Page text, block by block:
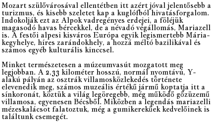
Mozart szülővárosával ellentétben itt azért jóval jelentősebb a
turizmus, és kisebb szeletet kap a kuglófból hivatásforgalom.
Indokolják ezt az Alpok vadregényes erdejei, a föléjük
magasodó havas bércekkel, de a névadó végállomás, Mariazell
is. A festői alpesi kisváros Európa egyik legismertebb Mária-
kegyhelye, híres zarándokhely, a hozzá méltó bazilikával és
számos egyéb kulturális kinccsel.
Minket természetesen a múzeumvasút mozgatott meg
legjobban. A 2,33 kilométer hosszú, normál nyomtávú, Y-
alakú pályán az osztrák villamosközlekedés története
elevenedik meg, számos muzeális értékű jármű koptatja itt a
sínkoronát, köztük a világ legöregebb, még működő gőzüzemű
villamosa, egyenesen Bécsből. Miközben a legendás mariazelli
mézeskalácsot falatoztuk, még a gumikerekűek kedvelőinek is
találtunk csemegét.